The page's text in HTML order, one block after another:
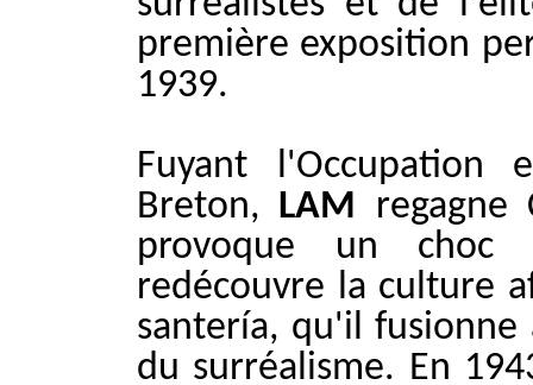
première exposition
1939.
Fuyant l'Occupation
Breton, LAM
provoque un choc
redécouvre la culture
santería, qu'il fusionne
du surréalisme. En